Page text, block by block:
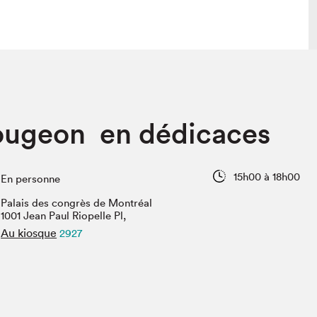
Hydro-Québec
Programmation dans la ville
Vidéos et balados
en dédicaces
En personne
15h00 à 18h00
Palais des congrès de Montréal
1001 Jean Paul Riopelle Pl,
Au kiosque 2927